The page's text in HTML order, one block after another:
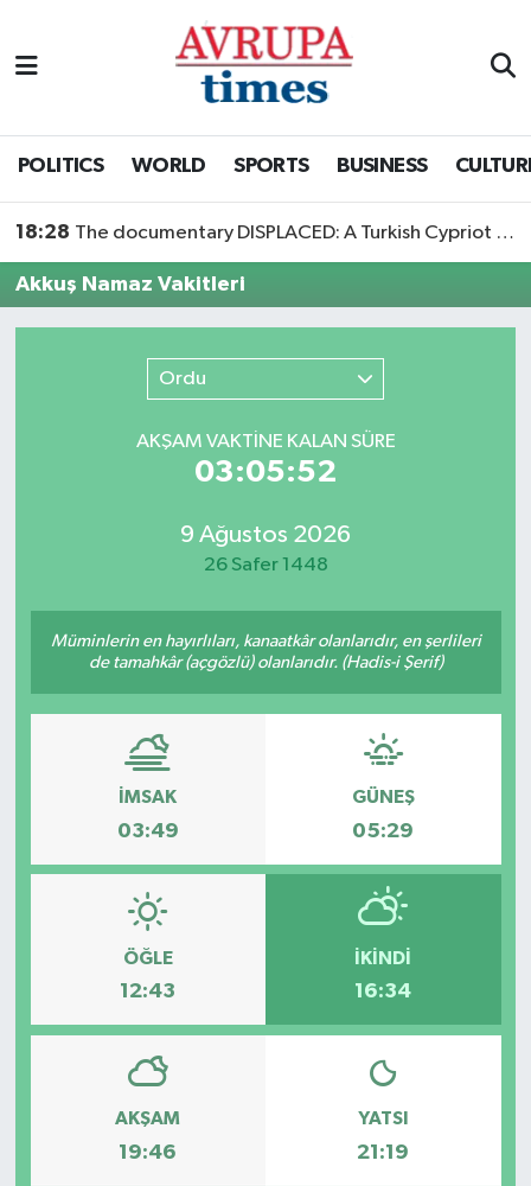
POLITICS WORLD SPORTS BUSINESS
18:28 The documentary DISPLACED: A Turkish Cypriot Story is now available to watch
Akkuş Namaz Vakitleri
Ordu
AKŞAM VAKTİNE KALAN SÜRE
03:05:52
9 Ağustos 2026
26 Safer 1448
Müminlerin en hayırlıları, kanaatkâr olanlarıdır, en şerlileri
de tamahkâr (açgözlü) olanlarıdır. (Hadis-i Şerif)
İMSAK
03:49
GÜNEŞ
05:29
ÖĞLE
12:43
İKINDI
16:34
AKŞAM
19:46
YATSI
21:19
Nöbetçi Eczaneler
Süper Lig Puan Durumu ve Fikstür
Son Dakika Haberleri